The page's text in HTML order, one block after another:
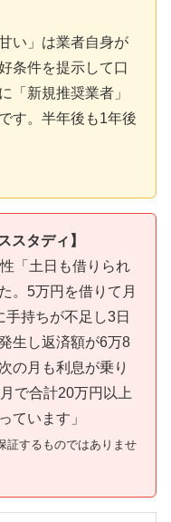
い」は業者自身が
条件を提示して口
「新規推奨業者」
す。半年後も1年後
スタディ】
「土日も借りられ
。5万円を借りて月
持ちが不足し3日
生し返済額が6万8
の月も利息が乗り
で合計20万円以上
ています」
証するものではありませ